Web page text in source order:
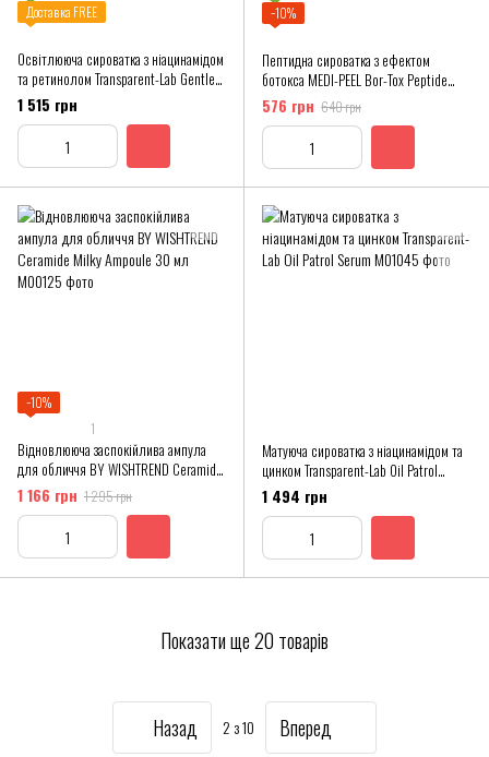
Доставка FREE
Освітлююча сироватка з ніацинамідом
та ретинолом Transparent-Lab Gentle
Rejuvenation Serum
1 515 грн
−10%
Пептидна сироватка з ефектом
ботокса MEDI-PEEL Bor-Tox Peptide
Ampoule
576 грн 640 грн
−10%
1
Відновлююча заспокійлива ампула
для обличчя BY WISHTREND Ceramide
Milky Ampoule 30 мл
1 166 грн 1 295 грн
Матуюча сироватка з ніацинамідом та
цинком Transparent-Lab Oil Patrol
Serum
1 494 грн
Показати ще 20 товарів
Назад 2 з 10 Вперед